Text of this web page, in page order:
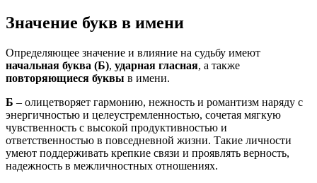
Значение букв в имени
Определяющее значение и влияние на судьбу имеют
начальная буква (Б), ударная гласная, а также
повторяющиеся буквы в имени.
Б – олицетворяет гармонию, нежность и романтизм наряду с
энергичностью и целеустремленностью, сочетая мягкую
чувственность с высокой продуктивностью и
ответственностью в повседневной жизни. Такие личности
умеют поддерживать крепкие связи и проявлять верность,
надежность в межличностных отношениях.